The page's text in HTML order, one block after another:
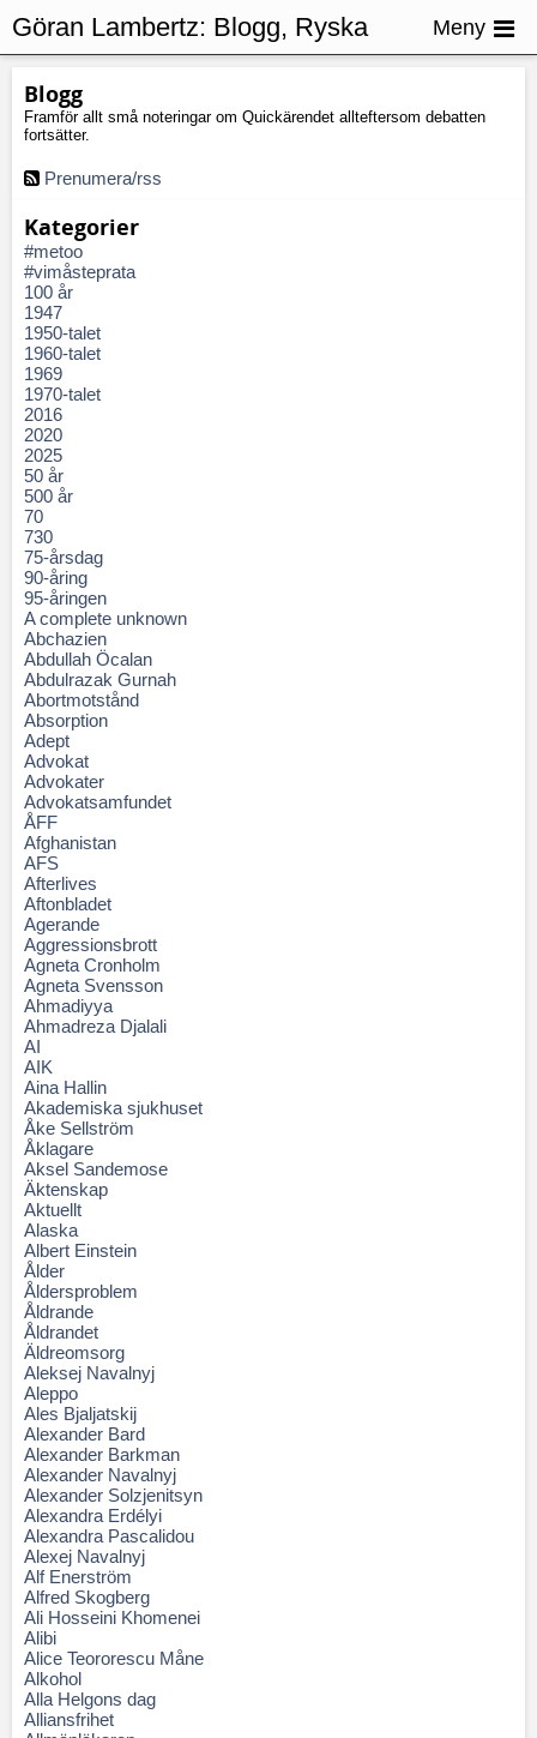
Blogg
Framför allt små noteringar om Quickärendet allteftersom debatten
fortsätter.
Prenumera/rss
Kategorier
#metoo
#vimåsteprata
100 år
1947
1950-talet
1960-talet
1969
1970-talet
2016
2020
2025
50 år
500 år
70
730
75-årsdag
90-åring
95-åringen
A complete unknown
Abchazien
Abdullah Öcalan
Abdulrazak Gurnah
Abortmotstånd
Absorption
Adept
Advokat
Advokater
Advokatsamfundet
ÅFF
Afghanistan
AFS
Afterlives
Aftonbladet
Agerande
Aggressionsbrott
Agneta Cronholm
Agneta Svensson
Ahmadiyya
Ahmadreza Djalali
AI
AIK
Aina Hallin
Akademiska sjukhuset
Åke Sellström
Åklagare
Aksel Sandemose
Äktenskap
Aktuellt
Alaska
Albert Einstein
Ålder
Åldersproblem
Åldrande
Åldrandet
Äldreomsorg
Aleksej Navalnyj
Aleppo
Ales Bjaljatskij
Alexander Bard
Alexander Barkman
Alexander Navalnyj
Alexander Solzjenitsyn
Alexandra Erdélyi
Alexandra Pascalidou
Alexej Navalnyj
Alf Enerström
Alfred Skogberg
Ali Hosseini Khomenei
Alibi
Alice Teororescu Måne
Alkohol
Alla Helgons dag
Alliansfrihet
Göran Lambertz: Blogg, Ryska Meny